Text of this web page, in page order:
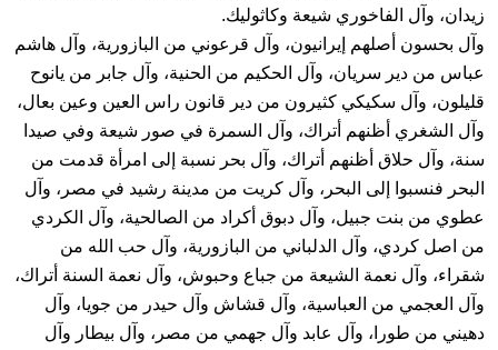
زيدان، وآل الفاخوري شيعة وكاثوليك.
وآل بحسون أصلهم إيرانيون، وآل قرعوني من البازورية، وآل هاشم
عباس من دير سريان، وآل الحكيم من الحنية، وآل جابر من يانوح
قليلون، وآل سكيكي كثيرون من دير قانون راس العين وعين بعال،
وآل الشغري أظنهم أتراك، وآل السمرة في صور شيعة وفي صيدا
سنة، وآل حلاق أظنهم أتراك، وآل بحر نسبة إلى امرأة قدمت من
البحر فنسبوا إلى البحر، وآل كريت من مدينة رشيد في مصر، وآل
عطوي من بنت جبيل، وآل دبوق أكراد من الصالحية، وآل الكردي
من اصل كردي، وآل الدلباني من البازورية، وآل حب الله من
شقراء، وآل نعمة الشيعة من جباع وحبوش، وآل نعمة السنة أتراك،
وآل العجمي من العباسية، وآل قشاش وآل حيدر من جويا، وآل
دهيني من طورا، وآل عابد وآل جهمي من مصر، وآل بيطار وآل